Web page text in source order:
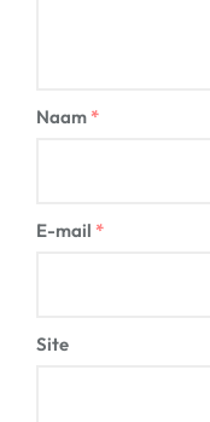
Naam *
E-mail *
Site